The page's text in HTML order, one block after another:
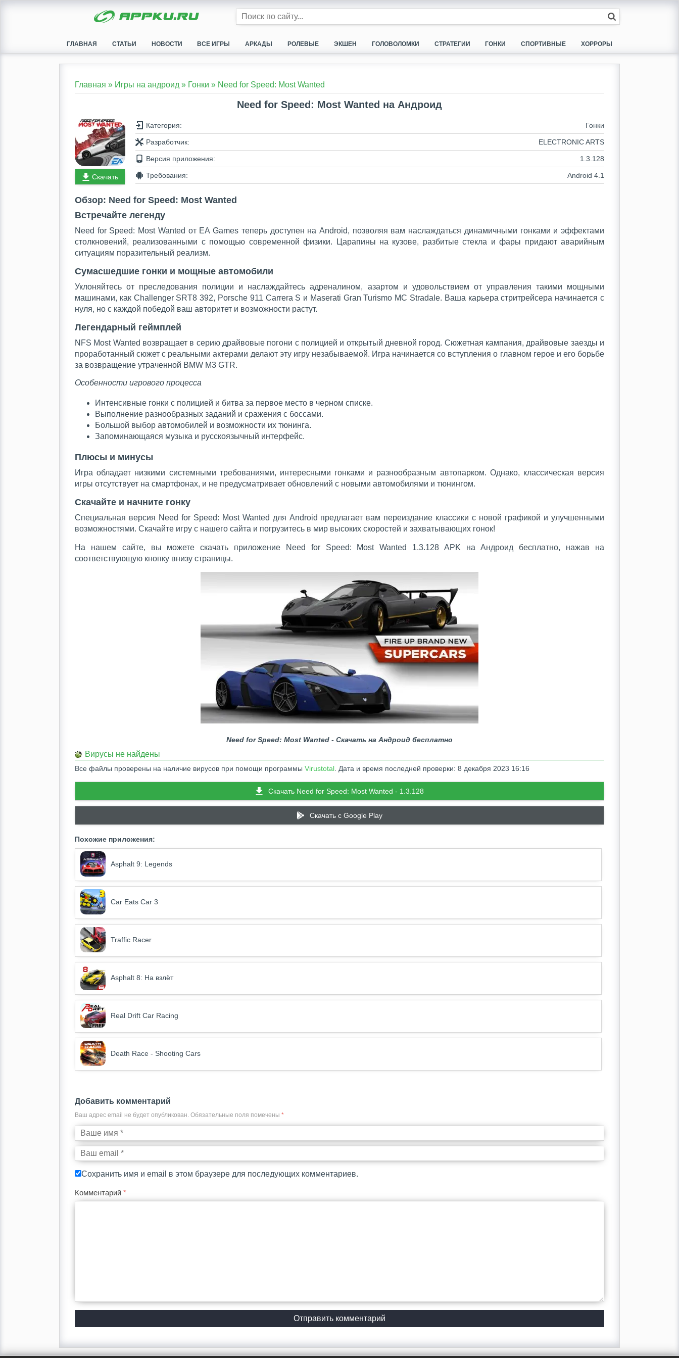
ГЛАВНАЯ СТАТЬИ НОВОСТИ ВСЕ ИГРЫ АРКАДЫ РОЛЕВЫЕ ЭКШЕН ГОЛОВОЛОМКИ СТРАТЕГИИ ГОНКИ СПОРТИВНЫЕ ХОРРОРЫ
Главная » Игры на андроид » Гонки » Need for Speed: Most Wanted
Need for Speed: Most Wanted на Андроид
Скачать
Категория: Гонки
Разработчик: ELECTRONIC ARTS
Версия приложения: 1.3.128
Требования: Android 4.1
Обзор: Need for Speed: Most Wanted
Встречайте легенду
Need for Speed: Most Wanted от EA Games теперь доступен на Android, позволяя вам наслаждаться динамичными гонками и эффектами
столкновений, реализованными с помощью современной физики. Царапины на кузове, разбитые стекла и фары придают аварийным
ситуациям поразительный реализм.
Сумасшедшие гонки и мощные автомобили
Уклоняйтесь от преследования полиции и наслаждайтесь адреналином, азартом и удовольствием от управления такими мощными
машинами, как Challenger SRT8 392, Porsche 911 Carrera S и Maserati Gran Turismo MC Stradale. Ваша карьера стритрейсера начинается с
нуля, но с каждой победой ваш авторитет и возможности растут.
Легендарный геймплей
NFS Most Wanted возвращает в серию драйвовые погони с полицией и открытый дневной город. Сюжетная кампания, драйвовые заезды и
проработанный сюжет с реальными актерами делают эту игру незабываемой. Игра начинается со вступления о главном герое и его борьбе
за возвращение утраченной BMW M3 GTR.
Особенности игрового процесса
Интенсивные гонки с полицией и битва за первое место в черном списке.
Выполнение разнообразных заданий и сражения с боссами.
Большой выбор автомобилей и возможности их тюнинга.
Запоминающаяся музыка и русскоязычный интерфейс.
Плюсы и минусы
Игра обладает низкими системными требованиями, интересными гонками и разнообразным автопарком. Однако, классическая версия
игры отсутствует на смартфонах, и не предусматривает обновлений с новыми автомобилями и тюнингом.
Скачайте и начните гонку
Специальная версия Need for Speed: Most Wanted для Android предлагает вам переиздание классики с новой графикой и улучшенными
возможностями. Скачайте игру с нашего сайта и погрузитесь в мир высоких скоростей и захватывающих гонок!
На нашем сайте, вы можете скачать приложение Need for Speed: Most Wanted 1.3.128 APK на Андроид бесплатно, нажав на
соответствующую кнопку внизу страницы.
Need for Speed: Most Wanted - Скачать на Андроид бесплатно
Вирусы не найдены
Все файлы проверены на наличие вирусов при помощи программы Virustotal . Дата и время последней проверки: 8 декабря 2023 16:16
Скачать Need for Speed: Most Wanted - 1.3.128
Скачать c Google Play
Похожие приложения:
Asphalt 9: Legends
Car Eats Car 3
Traffic Racer
Asphalt 8: На взлёт
Real Drift Car Racing
Death Race - Shooting Cars
Добавить комментарий
Ваш адрес email не будет опубликован. Обязательные поля помечены *
Сохранить имя и email в этом браузере для последующих комментариев.
Комментарий *